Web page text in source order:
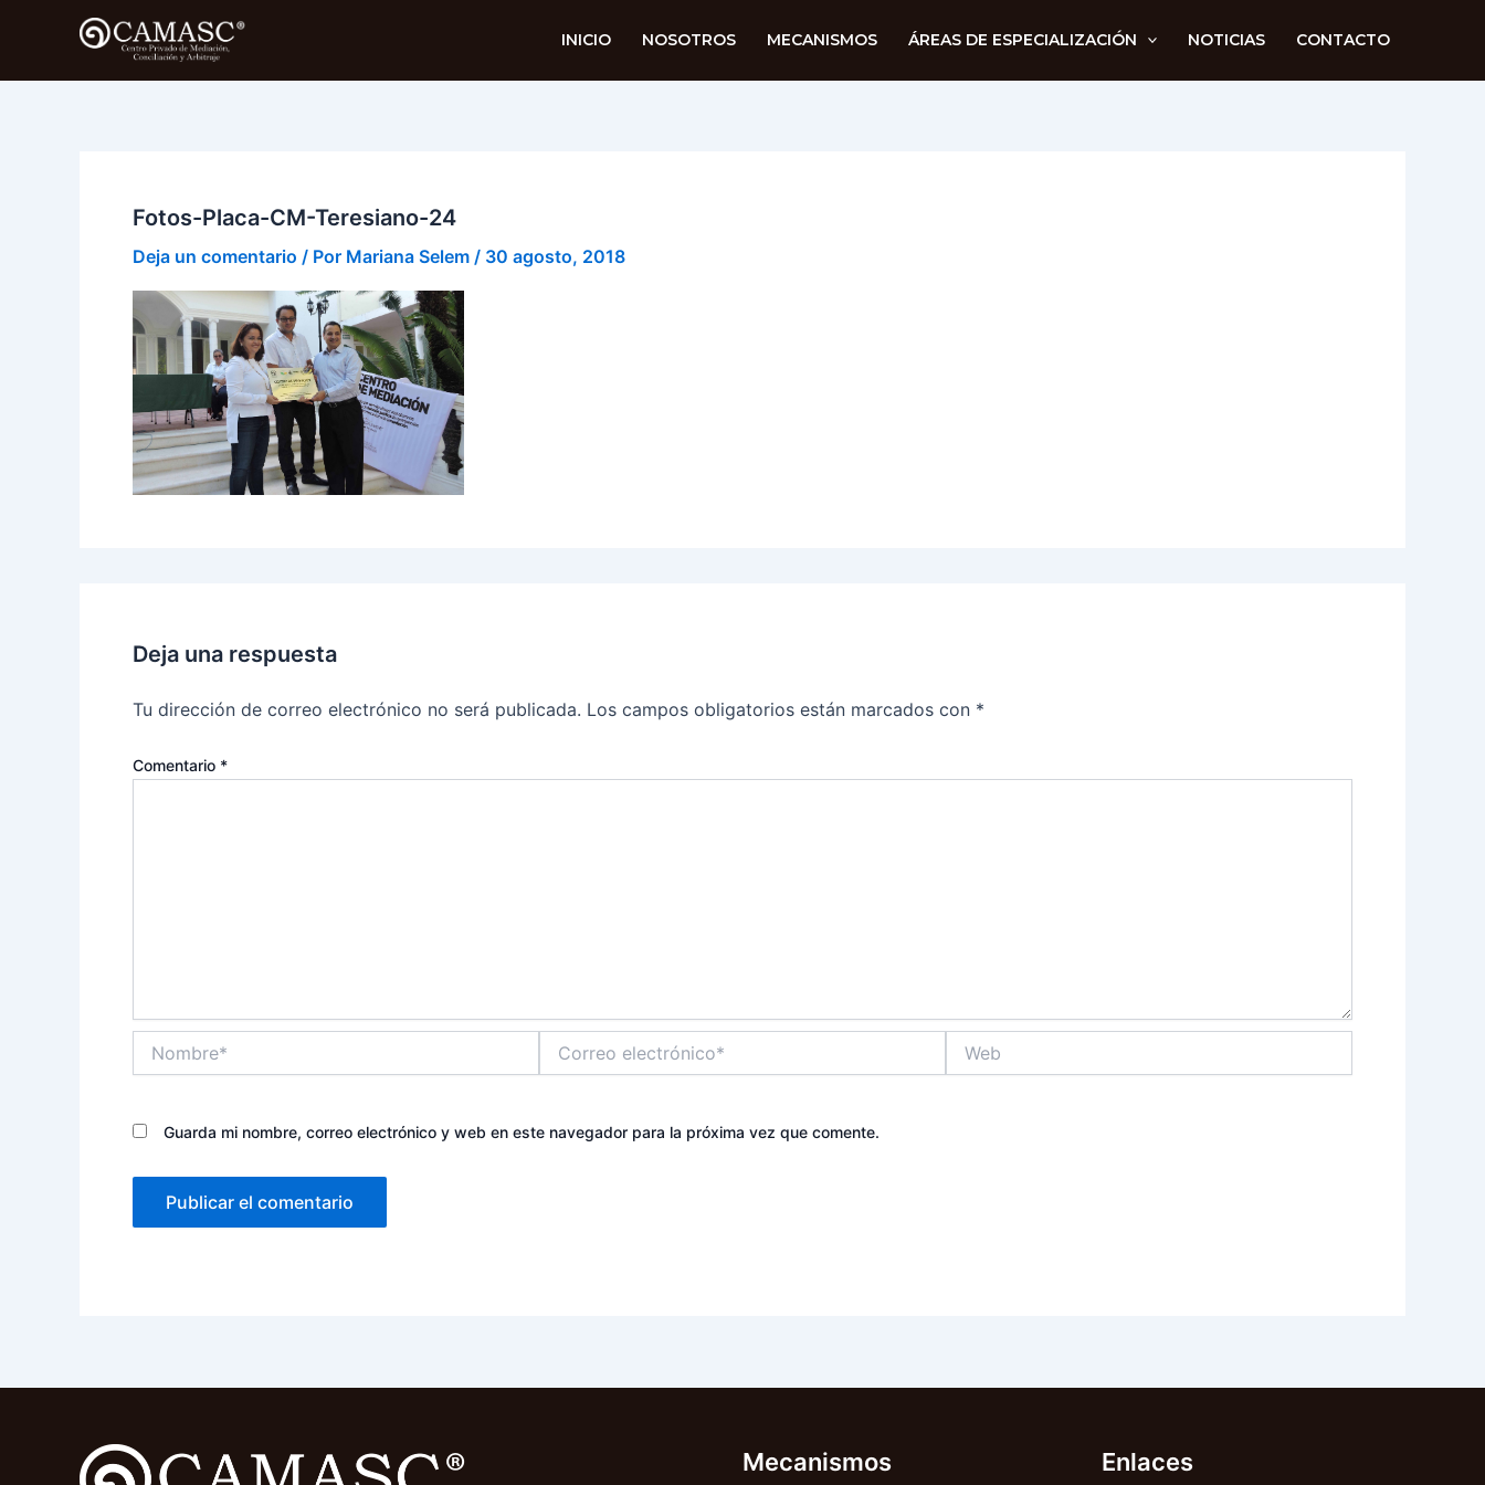
INICIO NOSOTROS MECANISMOS ÁREAS DE ESPECIALIZACIÓN NOTICIAS CONTACTO
Fotos-Placa-CM-Teresiano-24
Deja un comentario / Por Mariana Selem / 30 agosto, 2018
Deja una respuesta
Tu dirección de correo electrónico no será publicada. Los campos obligatorios están marcados con *
Comentario *
electrónico*
Guarda mi nombre, correo electrónico y web en este navegador para la próxima vez que comente.
Mecanismos Enlaces